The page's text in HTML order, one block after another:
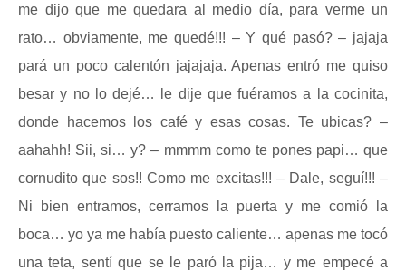
me dijo que me quedara al medio día, para verme un
rato… obviamente, me quedé!!! – Y qué pasó? – jajaja
pará un poco calentón jajajaja. Apenas entró me quiso
besar y no lo dejé… le dije que fuéramos a la cocinita,
donde hacemos los café y esas cosas. Te ubicas? –
aahahh! Sii, si… y? – mmmm como te pones papi… que
cornudito que sos!! Como me excitas!!! – Dale, seguí!!! –
Ni bien entramos, cerramos la puerta y me comió la
boca… yo ya me había puesto caliente… apenas me tocó
una teta, sentí que se le paró la pija… y me empecé a